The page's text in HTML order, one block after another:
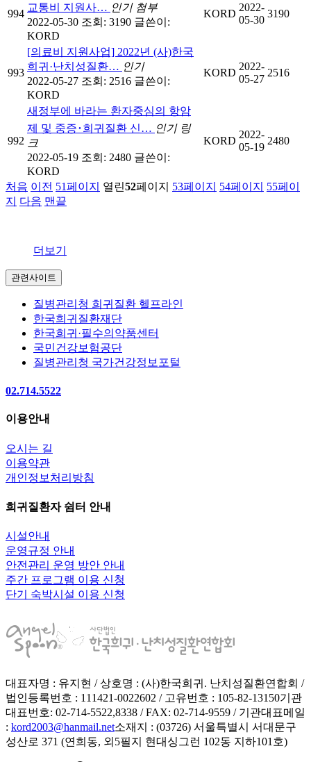
994
교통비 지원사… 인기 첨부
2022-05-30 조회: 3190 글쓴이:
KORD
KORD
2022-
05-30
3190
993
[의료비 지원사업] 2022년 (사)한국
희귀·난치성질환… 인기
2022-05-27 조회: 2516 글쓴이:
KORD
KORD
2022-
05-27
2516
992
새정부에 바라는 환자중심의 항암
제 및 중증･희귀질환 신… 인기 링
크
2022-05-19 조회: 2480 글쓴이:
KORD
KORD
2022-
05-19
2480
처음 이전 51페이지 열린52페이지 53페이지 54페이지 55페이
지
다음 맨끝
더보기
관련사이트
질병관리청 희귀질환 헬프라인
한국희귀질환재단
한국희귀·필수의약품센터
국민건강보험공단
질병관리청 국가건강정보포털
02.714.5522
이용안내
오시는 길
이용약관
개인정보처리방침
희귀질환자 쉼터 안내
시설안내
운영규정 안내
안전관리 운영 방안 안내
주간 프로그램 이용 신청
단기 숙박시설 이용 신청
대표자명 : 유지현 / 상호명 : (사)한국희귀. 난치성질환연합회 /
법인등록번호 : 111421-0022602 / 고유번호 : 105-82-13150기관
대표번호: 02-714-5522,8338 / FAX: 02-714-9559 / 기관대표메일
: kord2003@hanmail.net소재지 : (03726) 서울특별시 서대문구
성산로 371 (연희동, 외5필지 현대싱그런 102동 지하101호)